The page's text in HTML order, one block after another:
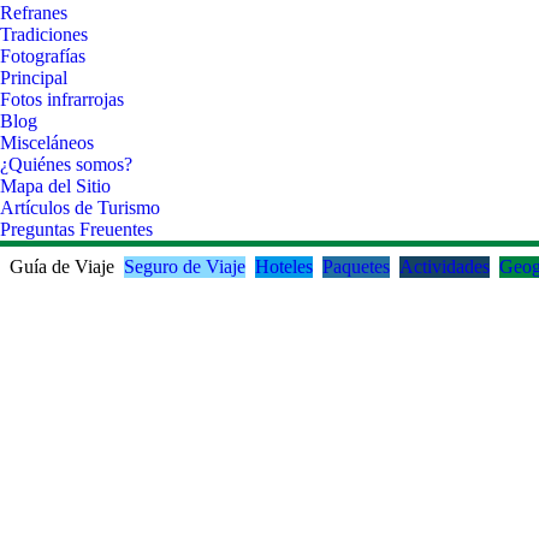
Refranes
Tradiciones
Fotografías
Principal
Fotos infrarrojas
Blog
Misceláneos
¿Quiénes somos?
Mapa del Sitio
Artículos de Turismo
Preguntas Freuentes
Guía de Viaje Seguro de Viaje Hoteles Paquetes Actividades